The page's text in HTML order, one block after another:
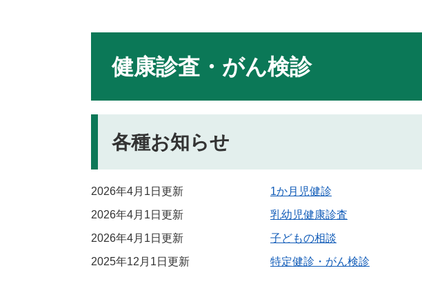
健康診査・がん検診
各種お知らせ
2026年4月1日更新
1か月児健診
2026年4月1日更新
乳幼児健康診査
2026年4月1日更新
子どもの相談
2025年12月1日更新
特定健診・がん検診